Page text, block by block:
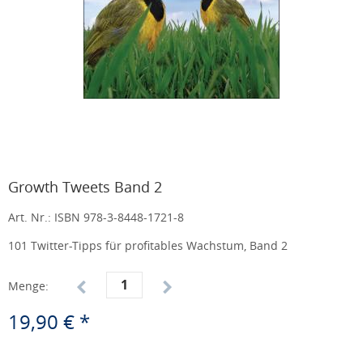
Growth Tweets Band 2
Art. Nr.: ISBN 978-3-8448-1721-8
101 Twitter-Tipps für profitables Wachstum, Band 2
Menge:
19,90 € *